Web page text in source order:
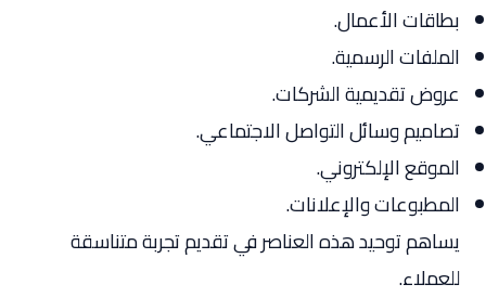
بطاقات الأعمال.
الملفات الرسمية.
عروض تقديمية الشركات.
تصاميم وسائل التواصل الاجتماعي.
الموقع الإلكتروني.
المطبوعات والإعلانات.
يساهم توحيد هذه العناصر في تقديم تجربة متناسقة
للعملاء.